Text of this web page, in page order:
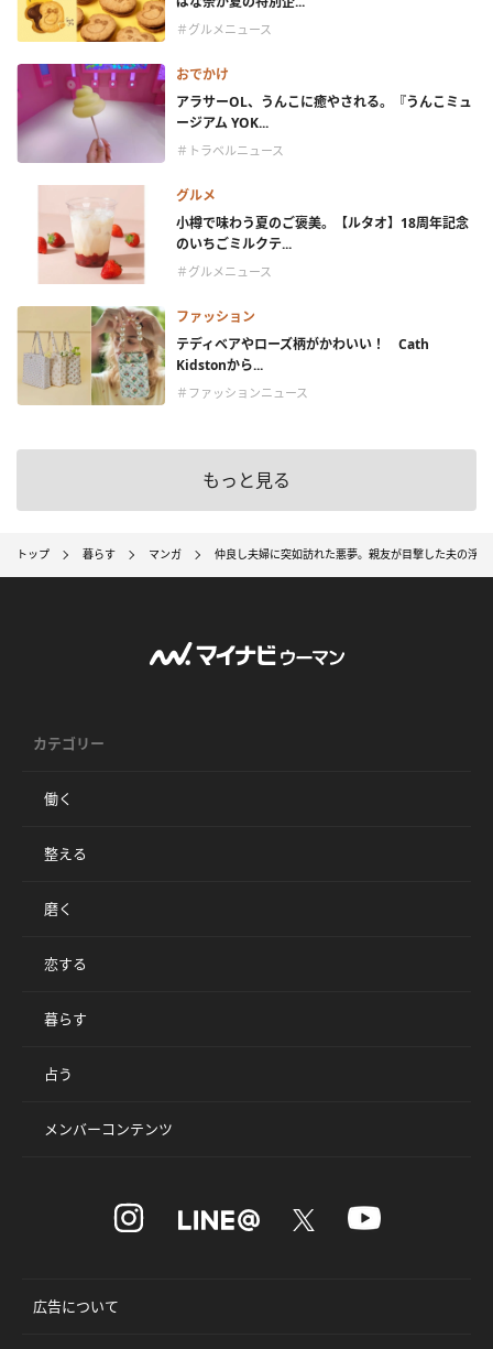
＃グルメニュース
おでかけ
アラサーOL、うんこに癒やされる。『うんこミュ
ージアム YOK...
＃トラベルニュース
グルメ
小樽で味わう夏のご褒美。【ルタオ】18周年記念
のいちごミルクテ...
＃グルメニュース
ファッション
テディベアやローズ柄がかわいい！ Cath
Kidstonから...
＃ファッションニュース
もっと見る
トップ 暮らす マンガ 仲良し夫婦に突如訪れた悪夢。親友が目撃した夫の浮
カテゴリー
働く
整える
磨く
恋する
暮らす
占う
メンバーコンテンツ
広告について